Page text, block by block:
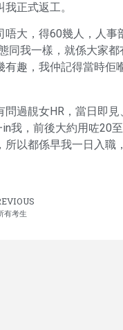
正式返工。
唔大，得60幾人，人
同我一樣，就係大家
有趣，我仲記得當時佢
問過靚女HR，當日即
我，前後大約用咗20
所以都係早我一日入職
有考生